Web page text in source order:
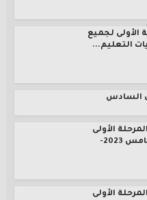
الأولى لجميع
التعليم...
السادس
الأولى
المستوى الخامس 2023-
الأولى